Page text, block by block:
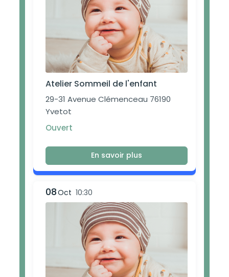
Atelier Sommeil de l'enfant
29-31 Avenue Clémenceau 76190
Yvetot
Ouvert
En savoir plus
08Oct 10:30